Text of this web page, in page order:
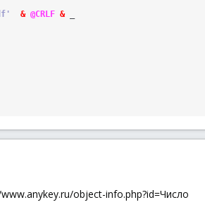
& @CRLF &
object-info.php?id=Число